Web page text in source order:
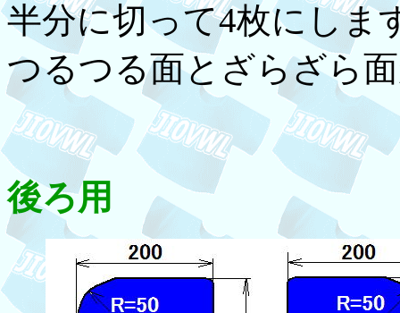
半分に切って4枚にしま
つるつる面とざらざら
後ろ用